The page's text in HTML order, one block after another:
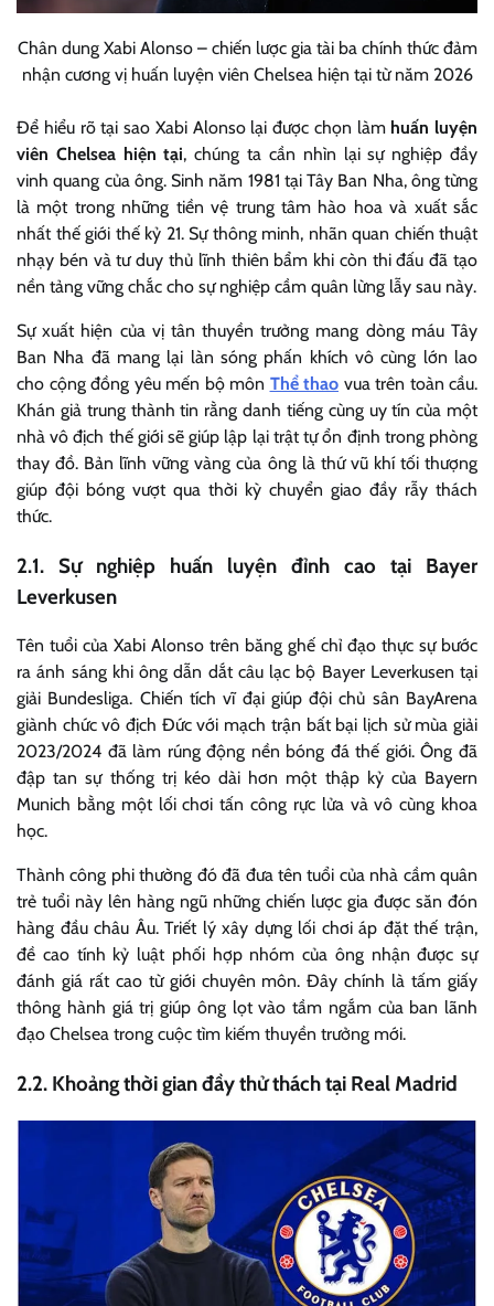
Chân dung Xabi Alonso – chiến lược gia tài ba chính thức đảm
nhận cương vị huấn luyện viên Chelsea hiện tại từ năm 2026
Để hiểu rõ tại sao Xabi Alonso lại được chọn làm huấn luyện
viên Chelsea hiện tại, chúng ta cần nhìn lại sự nghiệp đầy
vinh quang của ông. Sinh năm 1981 tại Tây Ban Nha, ông từng
là một trong những tiền vệ trung tâm hào hoa và xuất sắc
nhất thế giới thế kỷ 21. Sự thông minh, nhãn quan chiến thuật
nhạy bén và tư duy thủ lĩnh thiên bẩm khi còn thi đấu đã tạo
nền tảng vững chắc cho sự nghiệp cầm quân lừng lẫy sau này.
Sự xuất hiện của vị tân thuyền trưởng mang dòng máu Tây
Ban Nha đã mang lại làn sóng phấn khích vô cùng lớn lao
cho cộng đồng yêu mến bộ môn Thể thao vua trên toàn cầu.
Khán giả trung thành tin rằng danh tiếng cùng uy tín của một
nhà vô địch thế giới sẽ giúp lập lại trật tự ổn định trong phòng
thay đồ. Bản lĩnh vững vàng của ông là thứ vũ khí tối thượng
giúp đội bóng vượt qua thời kỳ chuyển giao đầy rẫy thách
thức.
2.1. Sự nghiệp huấn luyện đỉnh cao tại Bayer
Leverkusen
Tên tuổi của Xabi Alonso trên băng ghế chỉ đạo thực sự bước
ra ánh sáng khi ông dẫn dắt câu lạc bộ Bayer Leverkusen tại
giải Bundesliga. Chiến tích vĩ đại giúp đội chủ sân BayArena
giành chức vô địch Đức với mạch trận bất bại lịch sử mùa giải
2023/2024 đã làm rúng động nền bóng đá thế giới. Ông đã
đập tan sự thống trị kéo dài hơn một thập kỷ của Bayern
Munich bằng một lối chơi tấn công rực lửa và vô cùng khoa
học.
Thành công phi thường đó đã đưa tên tuổi của nhà cầm quân
trẻ tuổi này lên hàng ngũ những chiến lược gia được săn đón
hàng đầu châu Âu. Triết lý xây dựng lối chơi áp đặt thế trận,
đề cao tính kỷ luật phối hợp nhóm của ông nhận được sự
đánh giá rất cao từ giới chuyên môn. Đây chính là tấm giấy
thông hành giá trị giúp ông lọt vào tầm ngắm của ban lãnh
đạo Chelsea trong cuộc tìm kiếm thuyền trưởng mới.
2.2. Khoảng thời gian đầy thử thách tại Real Madrid